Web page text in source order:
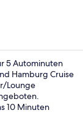
5 Autominuten
Hamburg Cruise
Lounge
10 Minuten